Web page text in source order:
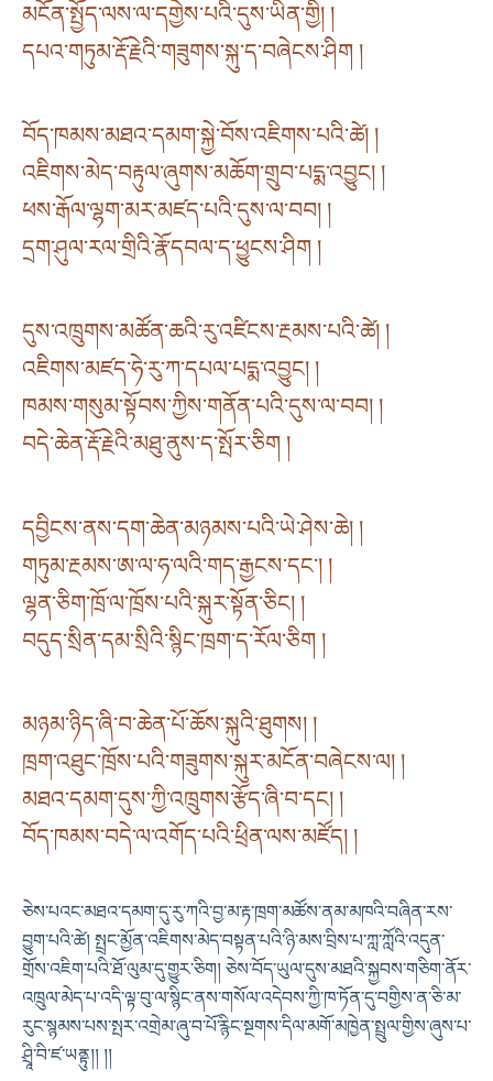
མངོན་སྤྱོད་ལས་ལ་དགྱེས་པའི་དུས་ཡིན་གྱི། །
དཔའ་གཏུམ་རྡོ་རྗེའི་གཟུགས་སྐུ་ད་བཞེངས་ཤིག །
བོད་ཁམས་མཐའ་དམག་སྐྱེ་བོས་འཇིགས་པའི་ཚེ། །
འཇིགས་མེད་བརྟུལ་ཞུགས་མཆོག་གྲུབ་པདྨ་འབྱུང། །
ཕས་རྒོལ་ལྷག་མར་མཛད་པའི་དུས་ལ་བབ། །
དྲག་ཤུལ་རལ་གྲིའི་རྣོ་དབལ་ད་ཕྱུངས་ཤིག །
དུས་འཁྲུགས་མཚོན་ཆའི་རུ་འཛིངས་རྔམས་པའི་ཚེ། །
འཇིགས་མཛད་ཧེ་རུ་ཀ་དཔལ་པདྨ་འབྱུང། །
ཁམས་གསུམ་སྟོབས་ཀྱིས་གནོན་པའི་དུས་ལ་བབ། །
བདེ་ཆེན་རྡོ་རྗེའི་མཐུ་ནུས་ད་སྤོར་ཅིག །
དབྱིངས་ནས་དག་ཆེན་མཉམས་པའི་ཡེ་ཤེས་ཆེ། །
གཏུམ་རྔམས་ཨ་ལ་ཧ་ལའི་གད་རྒྱངས་དང་། །
ལྷན་ཅིག་ཁྲོ་ལ་ཁྲོས་པའི་སྐུར་སྟོན་ཅིང། །
བདུད་སྲིན་དམ་སྲིའི་སྙིང་ཁྲག་ད་རོལ་ཅིག །
མཉམ་ཉིད་ཞི་བ་ཆེན་པོ་ཆོས་སྐུའི་ཐུགས། །
ཁྲག་འཐུང་ཁྲོས་པའི་གཟུགས་སྐུར་མངོན་བཞེངས་ལ། །
མཐའ་དམག་དུས་ཀྱི་འཁྲུགས་རྩོད་ཞི་བ་དང། །
བོད་ཁམས་བདེ་ལ་འགོད་པའི་ཕྲིན་ལས་མཛོད། །
ཅེས་པའང་མཐའ་དམག་དུ་རུ་ཀའི་བྱ་མ་རྟ་ཁྲག་མཚོས་ནམ་མཁའི་བཞིན་རས་
བྱུག་པའི་ཚེ། སྤྲང་མྱོན་འཇིགས་མེད་བསྟན་པའི་ཉི་མས་བྲིས་པ་ཀླ་ཀློའི་འདུན་
གྲོས་འཇིག་པའི་ཐོ་ལུམ་དུ་གྱུར་ཅིག། ཅེས་བོད་ཡུལ་དུས་མཐའི་སྐྱབས་གཅིག་ནོར་
འཁྲུལ་མེད་པ་འདི་ལྟ་བུ་ལ་སྙིང་ནས་གསོལ་འདེབས་ཀྱི་ཁ་ཏོན་དུ་བགྱིས་ན་ཅི་མ་
རུང་སྙམས་པས་སྤར་འགྲེམ་ཞུ་བ་པོ་རྙིང་སྔགས་དིལ་མགོ་མཁྱེན་སྤྲུལ་གྱིས་ཞུས་པ་
ཤྲཱི་བི་ཛ་ཡནྟུ།། །།